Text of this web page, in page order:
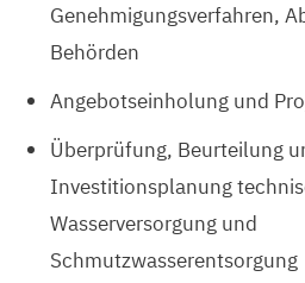
Genehmigungsverfahren,
Behörden
Angebotseinholung und
Überprüfung, Beurteilung
Investitionsplanung
Wasserversorgung und
Schmutzwasserentsorgung